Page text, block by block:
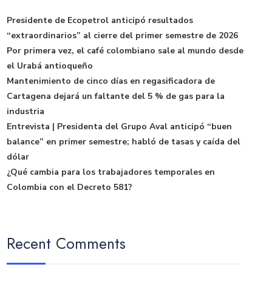
Presidente de Ecopetrol anticipó resultados
“extraordinarios” al cierre del primer semestre de 2026
Por primera vez, el café colombiano sale al mundo desde
el Urabá antioqueño
Mantenimiento de cinco días en regasificadora de
Cartagena dejará un faltante del 5 % de gas para la
industria
Entrevista | Presidenta del Grupo Aval anticipó “buen
balance” en primer semestre; habló de tasas y caída del
dólar
¿Qué cambia para los trabajadores temporales en
Colombia con el Decreto 581?
Recent Comments